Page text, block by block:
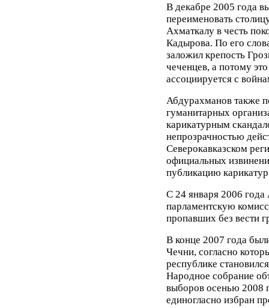
В декабре 2005 года
переименовать
Ахматкалу в честь
Кадырова. По его
заложил крепость
чеченцев, а потому
ассоциируется с
Абдурахманов также
гуманитарных
карикатурным
непрозрачностью
Северокавказском
официальных
публикацию
С 24 января 2006 года
парламентскую
пропавших без вести
В конце 2007 года
Чечни, согласно
республике
Народное собрание
выборов осенью 2008
единогласно избран